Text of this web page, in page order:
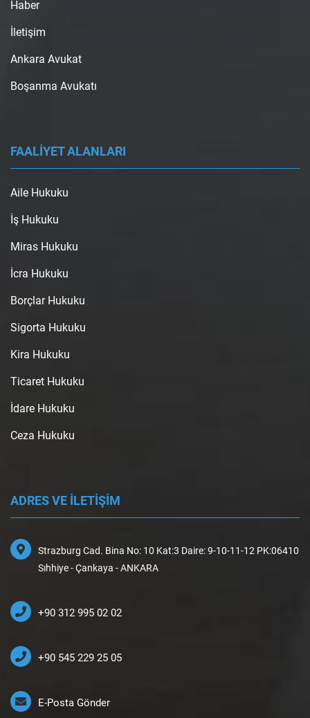
Haber
İletişim
Ankara Avukat
Boşanma Avukatı
FAALİYET ALANLARI
Aile Hukuku
İş Hukuku
Miras Hukuku
İcra Hukuku
Borçlar Hukuku
Sigorta Hukuku
Kira Hukuku
Ticaret Hukuku
İdare Hukuku
Ceza Hukuku
ADRES VE İLETİŞİM
Strazburg Cad. Bina No: 10 Kat:3 Daire: 9-10-11-12 PK:06410
Sıhhiye - Çankaya - ANKARA
+90 312 995 02 02
+90 545 229 25 05
E-Posta Gönder